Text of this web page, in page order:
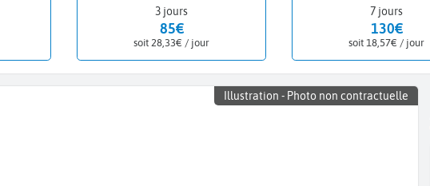
3 jours
85€
soit 28,33€ / jour
7 jours
130€
soit 18,57€ / jour
Illustration - Photo non contractuelle